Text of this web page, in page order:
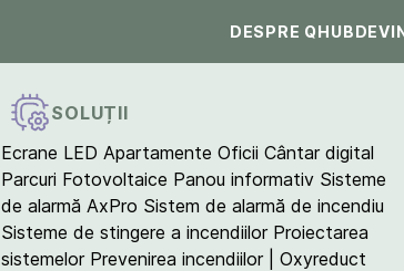
DESPRE QHUB
SOLUȚII
Ecrane LED Apartamente Oficii Cântar digital
Parcuri Fotovoltaice Panou informativ Sisteme
de alarmă AxPro Sistem de alarmă de incendiu
Sisteme de stingere a incendiilor Proiectarea
sistemelor Prevenirea incendiilor | Oxyreduct